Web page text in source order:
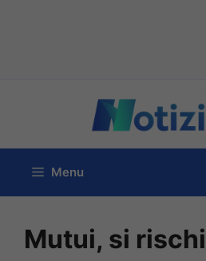
contenuto
Menu
Mutui, si